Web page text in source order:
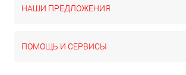
НАШИ ПРЕДЛОЖЕНИЯ
ПОМОЩЬ И СЕРВИСЫ